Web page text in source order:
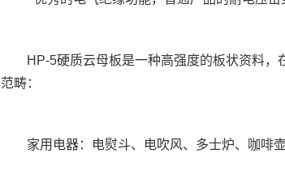
HP-5硬质云母板是一种高强度的板状资料，
范畴：
家用电器：电熨斗、电吹风、多士炉、咖啡壶